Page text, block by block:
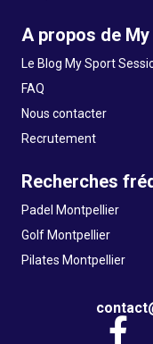
A propos de
Le Blog My Sport
FAQ
Nous contacter
Recrutement
Recherches
Padel Montpellier
Golf Montpellier
Pilates Montpellier